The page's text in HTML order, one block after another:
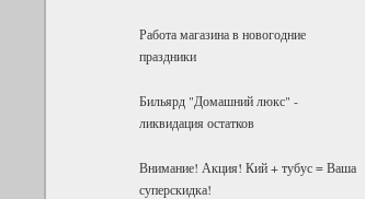
Работа магазина в новогодние
праздники
Бильярд "Домашний люкс" -
ликвидация остатков
Внимание! Акция! Кий + тубус = Ваша
суперскидка!